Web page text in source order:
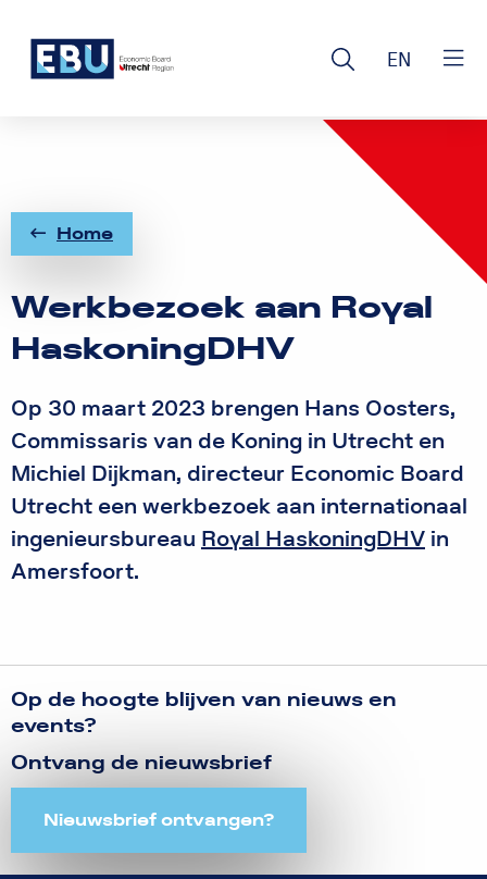
Logo
Rom
Utrecht
OpenEN
Home
Werkbezoek aan Royal
HaskoningDHV
Op 30 maart 2023 brengen Hans Oosters,
Commissaris van de Koning in Utrecht en
Michiel Dijkman, directeur Economic Board
Utrecht een werkbezoek aan internationaal
ingenieursbureau Royal HaskoningDHV in
Amersfoort.
Op de hoogte blijven van nieuws en
events?
Ontvang de nieuwsbrief
Nieuwsbrief ontvangen?